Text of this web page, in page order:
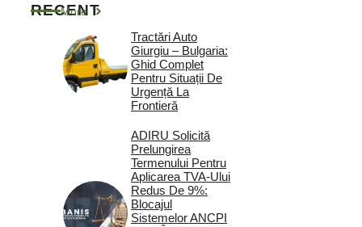
RECENT
More
Tractări Auto
Giurgiu – Bulgaria:
Ghid Complet
Pentru Situații De
Urgență La
Frontieră
ADIRU Solicită
Prelungirea
Termenului Pentru
Aplicarea TVA-Ului
Redus De 9%:
Blocajul
Sistemelor ANCPI